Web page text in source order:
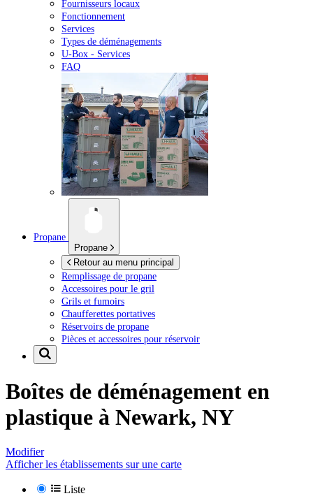
Fournisseurs locaux
Fonctionnement
Services
Types de déménagements
U-Box - Services
FAQ
Propane
Propane
Retour au menu principal
Remplissage de propane
Accessoires pour le gril
Grils et fumoirs
Chaufferettes portatives
Réservoirs de propane
Pièces et accessoires pour réservoir
Boîtes de déménagement en
plastique à Newark, NY
Modifier
Afficher les établissements sur une carte
Liste